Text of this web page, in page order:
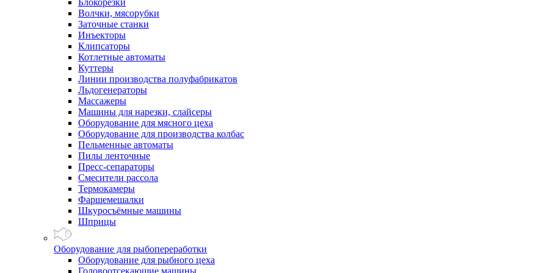
Блокорезки
Волчки, мясорубки
Заточные станки
Инъекторы
Клипсаторы
Котлетные автоматы
Куттеры
Линии производства полуфабрикатов
Льдогенераторы
Массажеры
Машины для нарезки, слайсеры
Оборудование для мясного цеха
Оборудование для производства колбас
Пельменные автоматы
Пилы ленточные
Пресс-сепараторы
Смесители рассола
Термокамеры
Фаршемешалки
Шкуросъёмные машины
Шприцы
Оборудование для рыбопереработки
Оборудование для рыбного цеха
Головоотсекающие машины